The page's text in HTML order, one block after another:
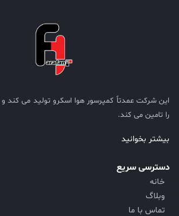
این شرکت عمدتاً کمپرسور هوا اسکرو تولید می کند
را تامین می کند.
بیشتر بخوانید
دسترسی سریع
خانه
وبلاگ
تماس با ما